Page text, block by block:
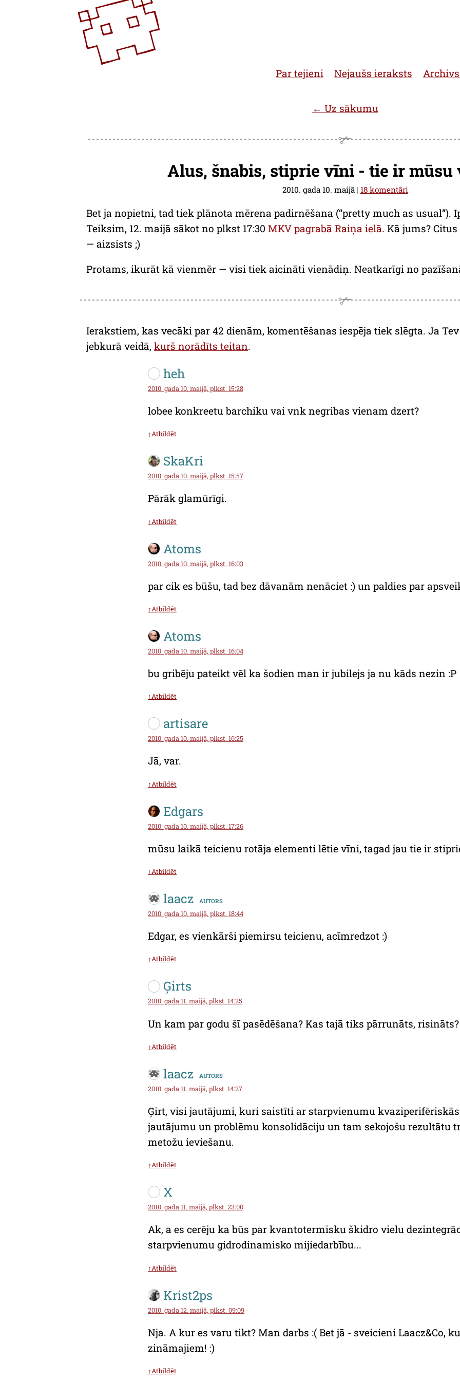
Par tejieni Nejaušs ieraksts
← Uz sākumu
Alus, šnabis, stiprie vīni - tie ir
2010. gada 10. maijā | 18 komentāri
Bet ja nopietni, tad tiek plānota mērena padirnēšana (“pretty much as usual”).
Teiksim, 12. maijā sākot no plkst 17:30 MKV pagrabā Raiņa ielā. Kā jums?
— aizsists ;)
Protams, ikurāt kā vienmēr — visi tiek aicināti vienādiņ. Neatkarīgi no
Ierakstiem, kas vecāki par 42 dienām, komentēšanas iespēja tiek slēgta. Ja
jebkurā veidā, kurš norādīts teitan.
heh
2010. gada 10. maijā, plkst. 15:28
lobee konkreetu barchiku vai vnk negribas vienam dzert?
↑Atbildēt
SkaKri
2010. gada 10. maijā, plkst. 15:57
Pārāk glamūrīgi.
↑Atbildēt
Atoms
2010. gada 10. maijā, plkst. 16:03
par cik es būšu, tad bez dāvanām nenāciet :) un paldies par
↑Atbildēt
Atoms
2010. gada 10. maijā, plkst. 16:04
bu gribēju pateikt vēl ka šodien man ir jubilejs ja nu kāds nezin :P
↑Atbildēt
artisare
2010. gada 10. maijā, plkst. 16:25
Jā, var.
↑Atbildēt
Edgars
2010. gada 10. maijā, plkst. 17:26
mūsu laikā teicienu rotāja elementi lētie vīni, tagad jau tie ir
↑Atbildēt
laacz autors
2010. gada 10. maijā, plkst. 18:44
Edgar, es vienkārši piemirsu teicienu, acīmredzot :)
↑Atbildēt
Ģirts
2010. gada 11. maijā, plkst. 14:25
Un kam par godu šī pasēdēšana? Kas tajā tiks pārrunāts, risināts?
↑Atbildēt
laacz autors
2010. gada 11. maijā, plkst. 14:27
Ģirt, visi jautājumi, kuri saistīti ar starpvienumu
jautājumu un problēmu konsolidāciju un tam sekojošu rezultātu
metožu ieviešanu.
↑Atbildēt
X
2010. gada 11. maijā, plkst. 23:00
Ak, a es cerēju ka būs par kvantotermisku škidro vielu
starpvienumu gidrodinamisko mijiedarbību...
↑Atbildēt
Krist2ps
2010. gada 12. maijā, plkst. 09:09
Nja. A kur es varu tikt? Man darbs :( Bet jā - sveicieni Laacz&Co,
zināmajiem! :)
↑Atbildēt